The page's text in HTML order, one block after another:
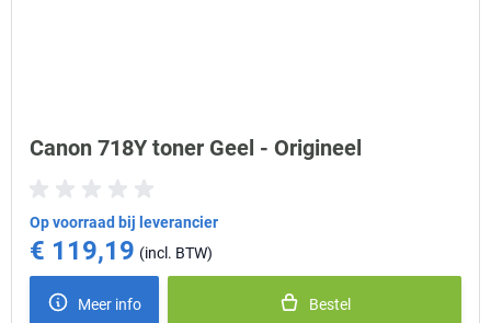
Canon 718Y toner Geel - Origineel
Op voorraad bij leverancier
€ 119,19
Meer info Bestel